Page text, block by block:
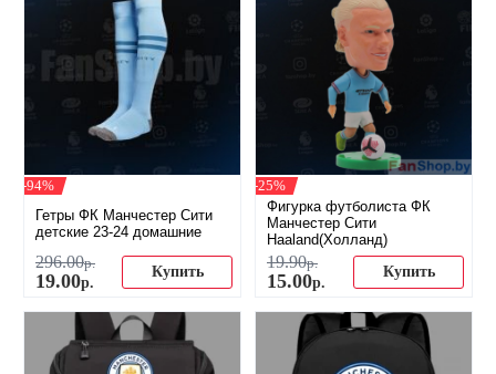
-94%
Гетры ФК Манчестер Сити
детские 23-24 домашние
296.00р.
19.00р.
Купить
-25%
Фигурка футболиста ФК
Манчестер Сити
Haaland(Холланд)
19.90р.
15.00р.
Купить